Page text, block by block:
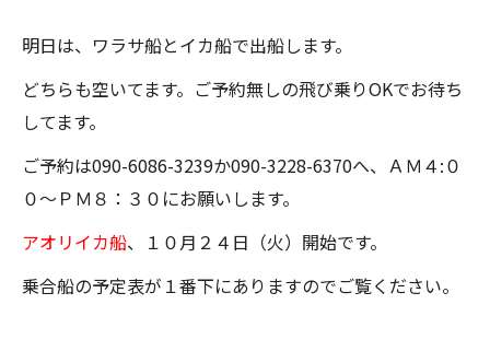
明日は、ワラサ船とイカ船で出船します。
どちらも空いてます。ご予約無しの飛び乗りOKでお待ち
してます。
ご予約は090-6086-3239か090-3228-6370へ、ＡＭ４:０
０～ＰＭ８：３０にお願いします。
アオリイカ船、１０月２４日（火）開始です。
乗合船の予定表が１番下にありますのでご覧ください。